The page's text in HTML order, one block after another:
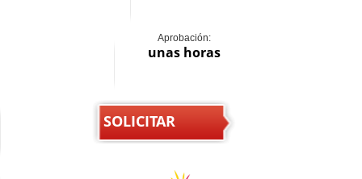
Aprobación:
unas horas
SOLICITAR